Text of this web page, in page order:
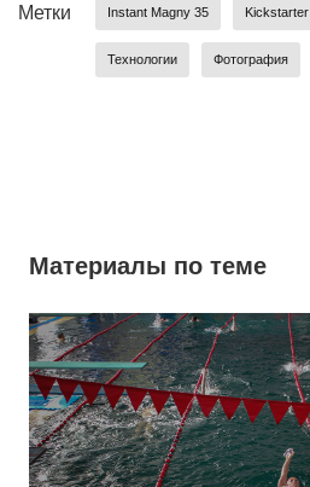
Метки Instant Magny 35 Kickstarter
Технологии Фотография
Материалы по теме